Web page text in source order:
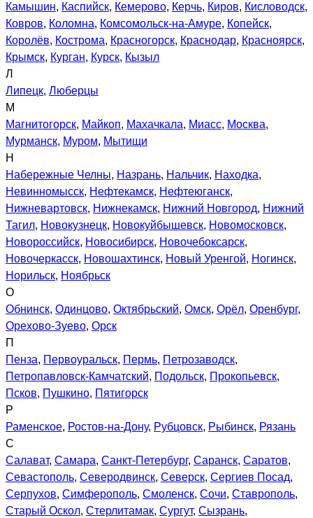
Камышин, Каспийск, Кемерово, Керчь, Киров, Кисловодск,
Ковров, Коломна, Комсомольск-на-Амуре, Копейск,
Королёв, Кострома, Красногорск, Краснодар, Красноярск,
Крымск, Курган, Курск, Кызыл
Л
Липецк, Люберцы
М
Магнитогорск, Майкоп, Махачкала, Миасс, Москва,
Мурманск, Муром, Мытищи
Н
Набережные Челны, Назрань, Нальчик, Находка,
Невинномысск, Нефтекамск, Нефтеюганск,
Нижневартовск, Нижнекамск, Нижний Новгород, Нижний
Тагил, Новокузнецк, Новокуйбышевск, Новомосковск,
Новороссийск, Новосибирск, Новочебоксарск,
Новочеркасск, Новошахтинск, Новый Уренгой, Ногинск,
Норильск, Ноябрьск
О
Обнинск, Одинцово, Октябрьский, Омск, Орёл, Оренбург,
Орехово-Зуево, Орск
П
Пенза, Первоуральск, Пермь, Петрозаводск,
Петропавловск-Камчатский, Подольск, Прокопьевск,
Псков, Пушкино, Пятигорск
Р
Раменское, Ростов-на-Дону, Рубцовск, Рыбинск, Рязань
С
Салават, Самара, Санкт-Петербург, Саранск, Саратов,
Севастополь, Северодвинск, Северск, Сергиев Посад,
Серпухов, Симферополь, Смоленск, Сочи, Ставрополь,
Старый Оскол, Стерлитамак, Сургут, Сызрань,